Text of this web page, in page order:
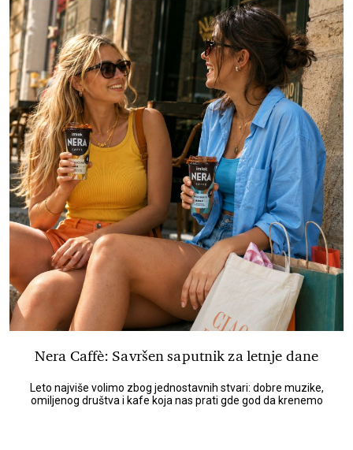
Nera Caffè: Savršen saputnik za letnje dane
Leto najviše volimo zbog jednostavnih stvari: dobre muzike,
omiljenog društva i kafe koja nas prati gde god da krenemo